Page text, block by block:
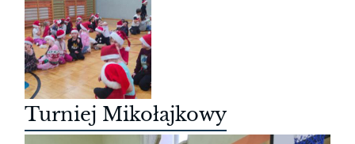
Turniej Mikołajkowy